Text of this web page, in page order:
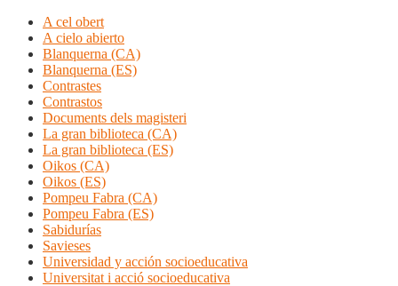
A cel obert
A cielo abierto
Blanquerna (CA)
Blanquerna (ES)
Contrastes
Contrastos
Documents dels magisteri
La gran biblioteca (CA)
La gran biblioteca (ES)
Oikos (CA)
Oikos (ES)
Pompeu Fabra (CA)
Pompeu Fabra (ES)
Sabidurías
Savieses
Universidad y acción socioeducativa
Universitat i acció socioeducativa